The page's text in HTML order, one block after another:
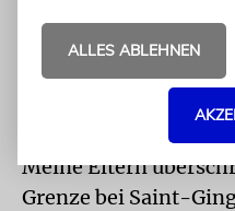
Eltern
Meine Eltern
Grenze bei Saint-
ALLES ABLEHNEN